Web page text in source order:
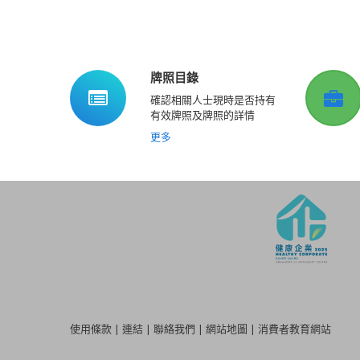
牌照目錄
確認相關人士現時是否持有
有效牌照及牌照的詳情
更多
使用條款 | 連結 | 聯絡我們 | 網站地圖 | 消費者教育網站